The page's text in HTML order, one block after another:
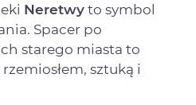
Neretwy to symbol
Spacer po
starego miasta to
sztuką i